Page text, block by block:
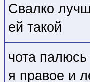
Свалко
ей такой
чота
я правое и